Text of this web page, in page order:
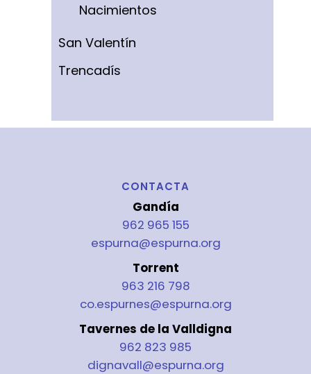
Nacimientos
San Valentín
Trencadís
CONTACTA
Gandía
962 965 155
espurna@espurna.org
Torrent
963 216 798
co.espurnes@espurna.org
Tavernes de la Valldigna
962 823 985
dignavall@espurna.org